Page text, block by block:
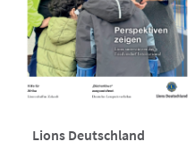
Lions Deutschland